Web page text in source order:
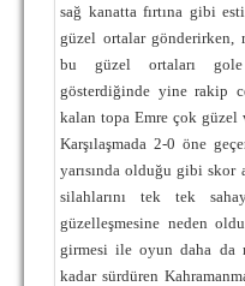
sağ kanatta fırtına gibi
güzel ortalar gönderirken,
bu güzel ortaları gole
gösterdiğinde yine rakip
kalan topa Emre çok güzel
Karşılaşmada 2-0 öne
yarısında olduğu gibi skor
silahlarını tek tek
güzelleşmesine neden
girmesi ile oyun daha da
kadar sürdüren